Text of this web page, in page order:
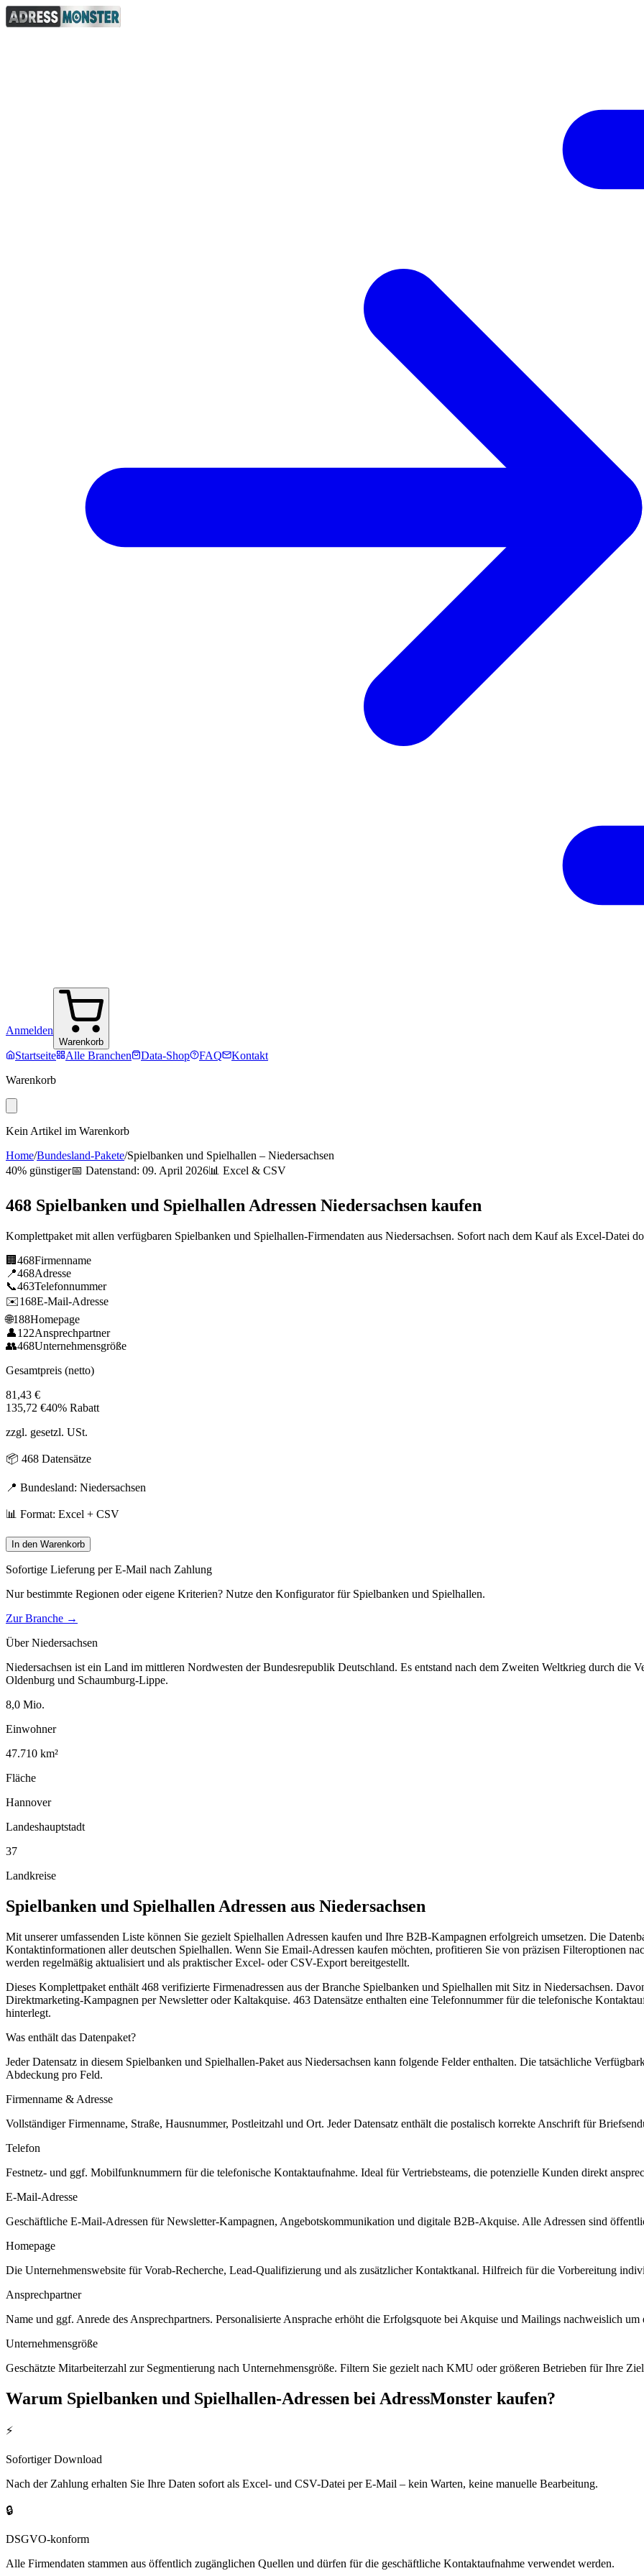
Anmelden
Warenkorb
Startseite Alle Branchen Data-Shop FAQ
Kontakt
Warenkorb
Kein Artikel im Warenkorb
Home/Bundesland-Pakete/Spielbanken und Spielhallen – Niedersachsen
40% günstiger📅 Datenstand: 09. April 2026📊 Excel & CSV
468 Spielbanken und Spielhallen Adressen Niedersachsen kaufen
Komplettpaket mit allen verfügbaren Spielbanken und Spielhallen-Firmendaten aus Niedersachsen. Sofort nach dem Kauf als Excel-Datei
🏢 468Firmenname
📍468Adresse
📞463Telefonnummer
✉️168E-Mail-Adresse
🌐188Homepage
👤122Ansprechpartner
👥468Unternehmensgröße
Gesamtpreis (netto)
81,43 €
135,72 €40% Rabatt
zzgl. gesetzl. USt.
📦 468 Datensätze
📍 Bundesland: Niedersachsen
📊 Format: Excel + CSV
In den Warenkorb
Sofortige Lieferung per E-Mail nach Zahlung
Nur bestimmte Regionen oder eigene Kriterien? Nutze den Konfigurator für Spielbanken und Spielhallen.
Zur Branche →
ÜberNiedersachsen
Niedersachsen ist ein Land im mittleren Nordwesten der Bundesrepublik Deutschland. Es entstand nach dem Zweiten Weltkrieg durch die
Oldenburg und Schaumburg-Lippe.
8,0 Mio.
Einwohner
47.710 km²
Fläche
Hannover
Landeshauptstadt
37
Landkreise
Spielbanken und Spielhallen Adressen aus Niedersachsen
Mit unserer umfassenden Liste können Sie gezielt Spielhallen Adressen kaufen und Ihre B2B-Kampagnen erfolgreich umsetzen. Die
Kontaktinformationen aller deutschen Spielhallen. Wenn Sie Email-Adressen kaufen möchten, profitieren Sie von präzisen Filteroptionen
werden regelmäßig aktualisiert und als praktischer Excel- oder CSV-Export bereitgestellt.
Dieses Komplettpaket enthält 468 verifizierte Firmenadressen aus der Branche Spielbanken und Spielhallen mit Sitz in Niedersachsen.
Direktmarketing-Kampagnen per Newsletter oder Kaltakquise. 463 Datensätze enthalten eine Telefonnummer für die telefonische
hinterlegt.
Was enthält das Datenpaket?
Jeder Datensatz in diesem Spielbanken und Spielhallen-Paket aus Niedersachsen kann folgende Felder enthalten. Die tatsächliche
Abdeckung pro Feld.
Firmenname & Adresse
Vollständiger Firmenname, Straße, Hausnummer, Postleitzahl und Ort. Jeder Datensatz enthält die postalisch korrekte Anschrift für
Telefon
Festnetz- und ggf. Mobilfunknummern für die telefonische Kontaktaufnahme. Ideal für Vertriebsteams, die potenzielle Kunden direkt
E-Mail-Adresse
Geschäftliche E-Mail-Adressen für Newsletter-Kampagnen, Angebotskommunikation und digitale B2B-Akquise. Alle Adressen sind
Homepage
Die Unternehmenswebsite für Vorab-Recherche, Lead-Qualifizierung und als zusätzlicher Kontaktkanal. Hilfreich für die Vorbereitung
Ansprechpartner
Name und ggf. Anrede des Ansprechpartners. Personalisierte Ansprache erhöht die Erfolgsquote bei Akquise und Mailings nachweislich um
Unternehmensgröße
Geschätzte Mitarbeiterzahl zur Segmentierung nach Unternehmensgröße. Filtern Sie gezielt nach KMU oder größeren Betrieben für Ihre
Warum Spielbanken und Spielhallen-Adressen bei AdressMonster kaufen?
⚡
Sofortiger Download
Nach der Zahlung erhalten Sie Ihre Daten sofort als Excel- und CSV-Datei per E-Mail – kein Warten, keine manuelle Bearbeitung.
🔒
DSGVO-konform
Alle Firmendaten stammen aus öffentlich zugänglichen Quellen und dürfen für die geschäftliche Kontaktaufnahme verwendet werden.